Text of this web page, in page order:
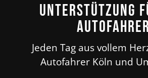
Unterstützung
Autofahrer
Jeden Tag aus vollem
Autofahrer Köln und